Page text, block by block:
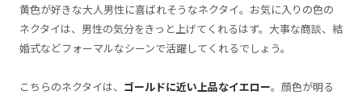
黄色が好きな大人男性に喜ばれそうなネクタイ。お気に入りの色の
ネクタイは、男性の気分をきっと上げてくれるはず。大事な商談、結
婚式などフォーマルなシーンで活躍してくれるでしょう。
こちらのネクタイは、 ゴールドに近い上品なイエロー。顔色が明る